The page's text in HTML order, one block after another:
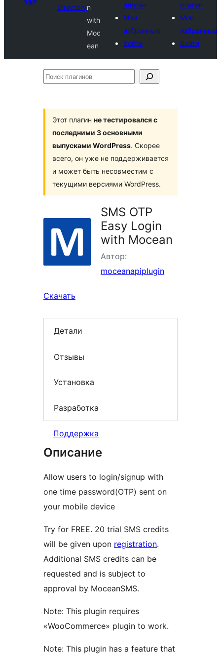
Directoryn
with
Moc
ean
плагин
Мои
избранные
Войти
плагин
Мои
избранные
Войти
Поиск
Этот плагин не тестировался с
последними 3 основными
выпусками WordPress. Скорее
всего, он уже не поддерживается
и может быть несовместим с
текущими версиями WordPress.
SMS OTP
Easy Login
with Mocean
Автор:
moceanapiplugin
Скачать
Детали
Отзывы
Установка
Разработка
Поддержка
Описание
Allow users to login/signup with
one time password(OTP) sent on
your mobile device
Try for FREE. 20 trial SMS credits
will be given upon registration.
Additional SMS credits can be
requested and is subject to
approval by MoceanSMS.
Note: This plugin requires
«WooCommerce» plugin to work.
Note: This plugin has a feature that